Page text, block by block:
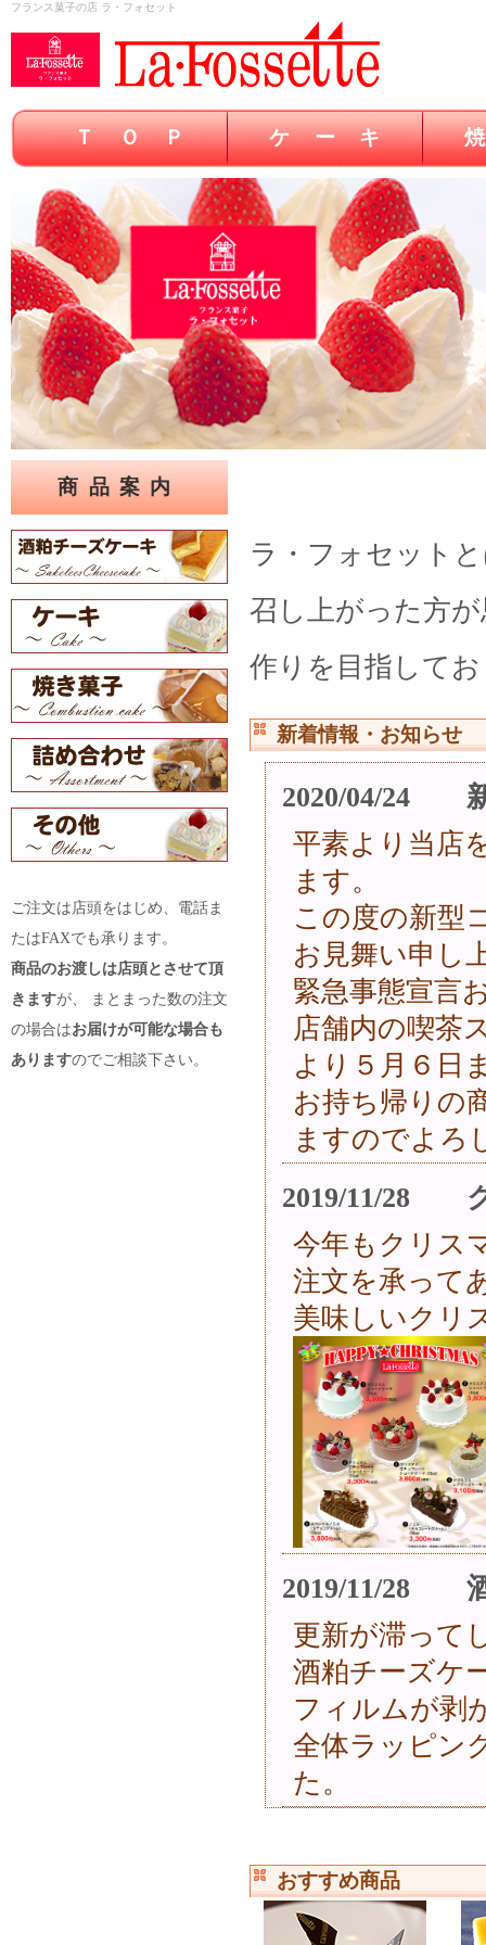
フランス菓子の店 ラ・フォセット
Ｔ Ｏ Ｐ ケ ー キ
商品案内
ご注文は店頭をはじめ、電話ま
たはFAXでも承ります。
商品のお渡しは店頭とさせて頂
きますが、 まとまった数の注文
の場合はお届けが可能な場合も
ありますのでご相談下さい。
ラ・フォセット
召し上がった方
作りを目指して
新着情報・お知らせ
2020/04/24 新
平素より当店
ます。
この度の新型
お見舞い申し
緊急事態宣言
店舗内の喫茶
より５月６日
お持ち帰りの
ますのでよろ
2019/11/28 ク
今年もクリス
注文を承って
美味しいクリ
2019/11/28 酒
更新が滞って
酒粕チーズケ
フィルムが剥
全体ラッピン
た。
おすすめ商品